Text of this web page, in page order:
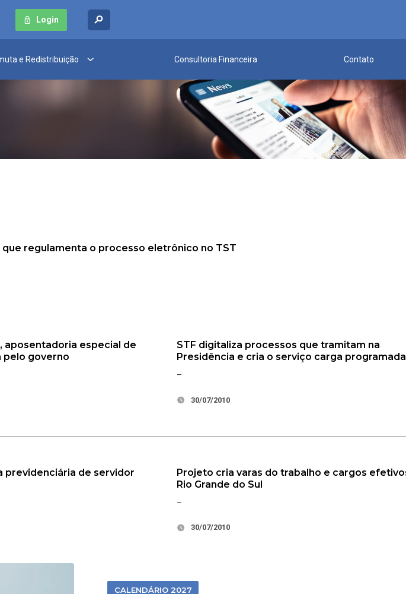
Login
e Redistribuição Consultoria Financeira Contato
que regulamenta o processo eletrônico no TST
aposentadoria especial de
pelo governo
STF digitaliza processos que tramitam na
Presidência e cria o serviço carga programada
–
30/07/2010
previdenciária de servidor
Projeto cria varas do trabalho e cargos
Rio Grande do Sul
–
30/07/2010
CALENDÁRIO 2027